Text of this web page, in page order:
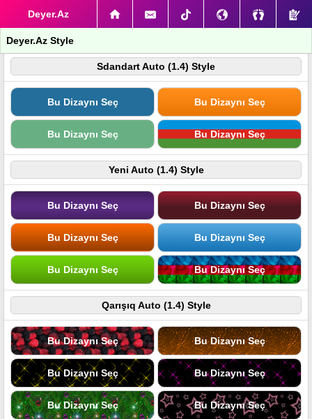
Deyer.Az
Deyer.Az Style
Sdandart Auto (1.4) Style
Bu Dizaynı Seç Bu Dizaynı Seç
Bu Dizaynı Seç Bu Dizaynı Seç
Yeni Auto (1.4) Style
Bu Dizaynı Seç Bu Dizaynı Seç
Bu Dizaynı Seç Bu Dizaynı Seç
Bu Dizaynı Seç Bu Dizaynı Seç
Qarışıq Auto (1.4) Style
Bu Dizaynı Seç Bu Dizaynı Seç
Bu Dizaynı Seç Bu Dizaynı Seç
Bu Dizaynı Seç Bu Dizaynı Seç